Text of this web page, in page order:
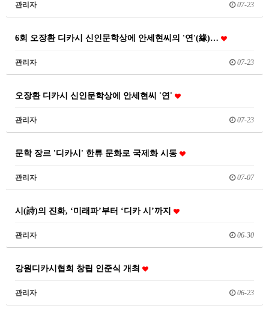
관리자 07-23
6회 오장환 디카시 신인문학상에 안세현씨의 '연'(緣)…
관리자 07-23
오장환 디카시 신인문학상에 안세현씨 '연'
관리자 07-23
문학 장르 '디카시' 한류 문화로 국제화 시동
관리자 07-07
시(詩)의 진화, ‘미래파’부터 ‘디카 시’까지
관리자 06-30
강원디카시협회 창립 인준식 개최
관리자 06-23